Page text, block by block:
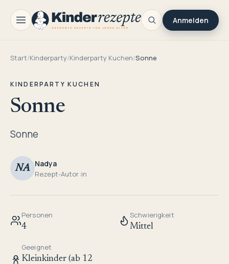
Anmelden
Start/Kinderparty/Kinderparty Kuchen/Sonne
KINDERPARTY KUCHEN
Sonne
Sonne
NA Nadya
Rezept-Autor:in
Personen
4
Schwierigkeit
Mittel
Geeignet
Kleinkinder (ab 12